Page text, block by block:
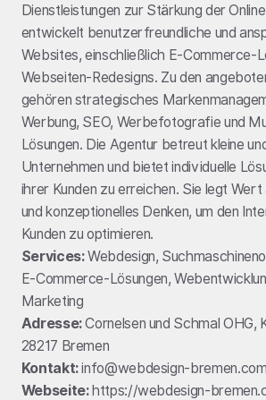
Dienstleistungen zur Stärkung der
entwickelt benutzerfreundliche und
Websites, einschließlich E-Commerce-
Webseiten-Redesigns. Zu den
gehören strategisches
Werbung, SEO, Werbefotografie und
Lösungen. Die Agentur betreut kleine
Unternehmen und bietet individuelle
ihrer Kunden zu erreichen. Sie legt
und konzeptionelles Denken, um den
Kunden zu optimieren.
Services:Webdesign,
E-Commerce-Lösungen,
Marketing
Adresse:Cornelsen und Schmal OHG,
28217 Bremen
Kontakt:info@webdesign-bremen.com
Webseite:https://webdesign-